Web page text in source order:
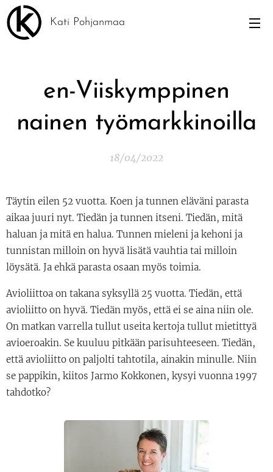
Kati Pohjanmaa
en-Viiskymppinen
nainen työmarkkinoilla
18/04/2022
Täytin eilen 52 vuotta. Koen ja tunnen eläväni parasta
aikaa juuri nyt. Tiedän ja tunnen itseni. Tiedän, mitä
haluan ja mitä en halua. Tunnen mieleni ja kehoni ja
tunnistan milloin on hyvä lisätä vauhtia tai milloin
löysätä. Ja ehkä parasta osaan myös toimia.
Avioliittoa on takana syksyllä 25 vuotta. Tiedän, että
avioliitto on hyvä. Tiedän myös, että ei se aina niin ole.
On matkan varrella tullut useita kertoja tullut mietittyä
avioeroakin. Se kuuluu pitkään parisuhteeseen. Tiedän,
että avioliitto on paljolti tahtotila, ainakin minulle. Niin
se pappikin, kiitos Jarmo Kokkonen, kysyi vuonna 1997
tahdotko?